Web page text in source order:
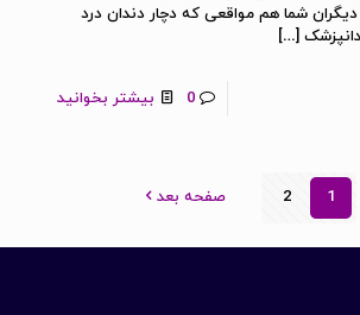
دیگران شما هم مواقعی که دچار دندان درد
[…]
0 بیشتر بخوانید
1
2 صفحه بعد